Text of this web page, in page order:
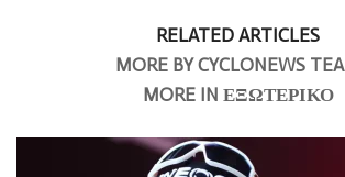
RELATED ARTICLES
MORE BY CYCLONEWS
MORE IN ΕΞΩΤΕΡΙΚΟ